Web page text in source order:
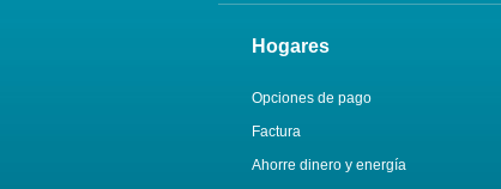
Hogares
Opciones de pago
Factura
Ahorre dinero y energía